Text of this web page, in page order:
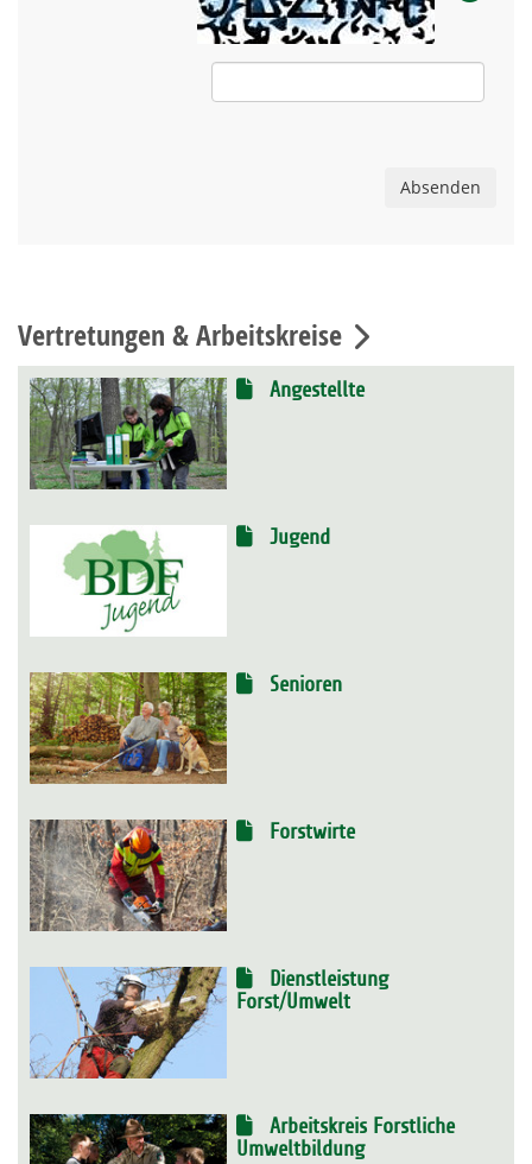
Absenden
Vertretungen & Arbeitskreise
Angestellte
Jugend
Senioren
Forstwirte
Dienstleistung
Forst/Umwelt
Arbeitskreis Forstliche
Umweltbildung